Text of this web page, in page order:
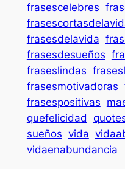
frasescelebres
frasesdelavida
frasesdesueños
fraseslindas
frasesmotivadoras
frasespositivas
quefelicidad
sueños vida
vidaenabundancia